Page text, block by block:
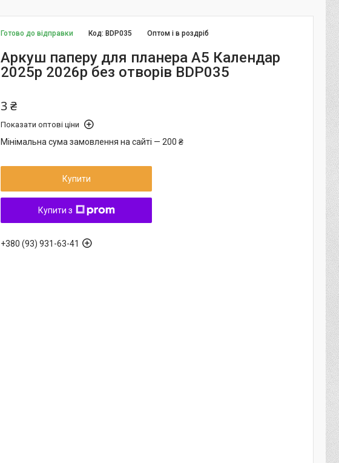
Готово до відправки Оптом і в роздріб
Код: BDP035
Аркуш паперу для планера А5 Календар
2025р 2026р без отворів BDP035
3 ₴
Показати оптові ціни
Мінімальна сума замовлення на сайті — 200 ₴
Купити
Купити з
+380 (93) 931-63-41